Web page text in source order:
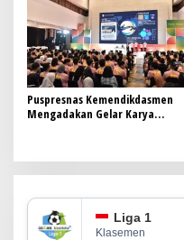
Puspresnas Kemendikdasmen
Mengadakan Gelar Karya
Liga 1
Klasemen